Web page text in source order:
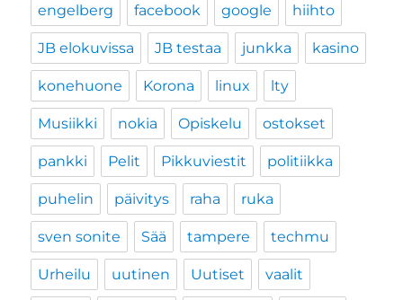
engelberg facebook google hiihto
JB elokuvissa JB testaa junkka kasino
konehuone Korona linux lty
Musiikki nokia Opiskelu ostokset
pankki Pelit Pikkuviestit politiikka
puhelin päivitys raha ruka
sven sonite Sää tampere techmu
Urheilu uutinen Uutiset vaalit